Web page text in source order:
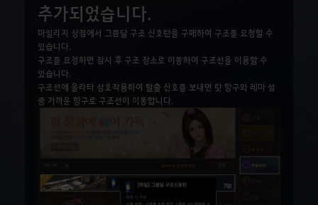
추가되었습니다.
마일리지 상점에서 그믐달 구조 신호탄을 구매하여 구조를 요청할 수
있습니다.
구조를 요청하면 잠시 후 구조 장소로 이동하여 구조선을 이용할 수
있습니다.
구조선에 올라타 상호작용하여 탈출 신호를 보내면 랏 항구와 레마 섬
중 가까운 항구로 구조선이 이동합니다.